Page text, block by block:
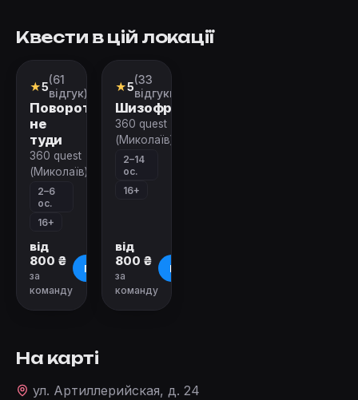
Квести в цій локації
Перформанс
★5(61
відгук)
Поворот
не
туди
360 quest
(Миколаїв)
2–6
ос.
16+
від
800 ₴
за
команду
Про квест
Перформанс
★5(33
відгуки)
Шизофренія
360 quest
(Миколаїв)
2–14
ос.
16+
від
800 ₴
за
команду
Про квест
На карті
ул. Артиллерийская, д. 24